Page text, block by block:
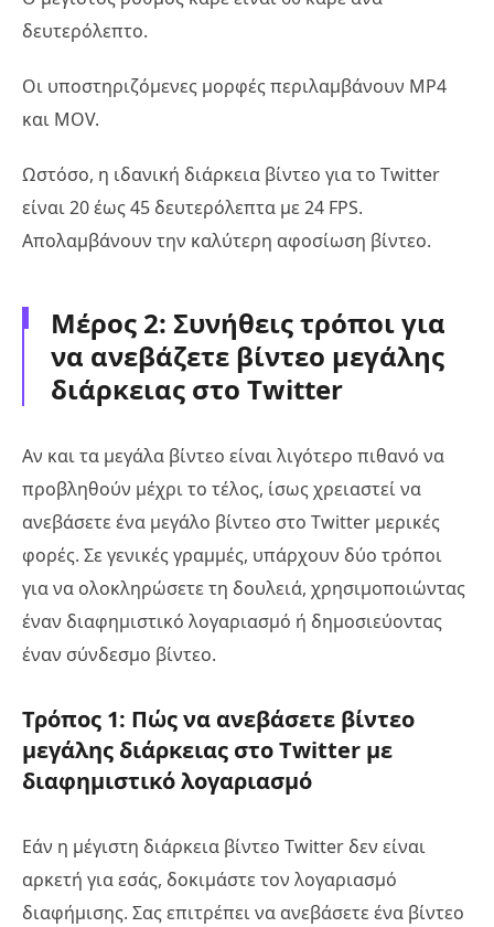
δευτερόλεπτο.
Οι υποστηριζόμενες μορφές περιλαμβάνουν MP4
και MOV.
Ωστόσο, η ιδανική διάρκεια βίντεο για το Twitter
είναι 20 έως 45 δευτερόλεπτα με 24 FPS.
Απολαμβάνουν την καλύτερη αφοσίωση βίντεο.
Μέρος 2: Συνήθεις τρόποι για
να ανεβάζετε βίντεο μεγάλης
διάρκειας στο Twitter
Αν και τα μεγάλα βίντεο είναι λιγότερο πιθανό να
προβληθούν μέχρι το τέλος, ίσως χρειαστεί να
ανεβάσετε ένα μεγάλο βίντεο στο Twitter μερικές
φορές. Σε γενικές γραμμές, υπάρχουν δύο τρόποι
για να ολοκληρώσετε τη δουλειά, χρησιμοποιώντας
έναν διαφημιστικό λογαριασμό ή δημοσιεύοντας
έναν σύνδεσμο βίντεο.
Τρόπος 1: Πώς να ανεβάσετε βίντεο
μεγάλης διάρκειας στο Twitter με
διαφημιστικό λογαριασμό
Εάν η μέγιστη διάρκεια βίντεο Twitter δεν είναι
αρκετή για εσάς, δοκιμάστε τον λογαριασμό
διαφήμισης. Σας επιτρέπει να ανεβάσετε ένα βίντεο